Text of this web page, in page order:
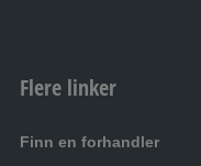
Flere linker
Finn en forhandler